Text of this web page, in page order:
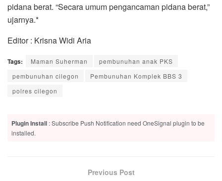
pidana berat. “Secara umum pengancaman pidana berat,”
ujarnya.*
Editor : Krisna Widi Aria
Tags: Maman Suherman
pembunuhan anak PKS
pembunuhan cilegon
Pembunuhan Komplek BBS 3
polres cilegon
Plugin Install : Subscribe Push Notification need OneSignal plugin to be
installed.
Previous Post